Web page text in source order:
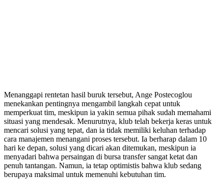
Menanggapi rentetan hasil buruk tersebut, Ange Postecoglou
menekankan pentingnya mengambil langkah cepat untuk
memperkuat tim, meskipun ia yakin semua pihak sudah memahami
situasi yang mendesak. Menurutnya, klub telah bekerja keras untuk
mencari solusi yang tepat, dan ia tidak memiliki keluhan terhadap
cara manajemen menangani proses tersebut. Ia berharap dalam 10
hari ke depan, solusi yang dicari akan ditemukan, meskipun ia
menyadari bahwa persaingan di bursa transfer sangat ketat dan
penuh tantangan. Namun, ia tetap optimistis bahwa klub sedang
berupaya maksimal untuk memenuhi kebutuhan tim.